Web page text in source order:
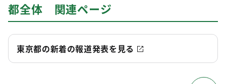
都全体 関連ページ
東京都の新着の報道発表を見る